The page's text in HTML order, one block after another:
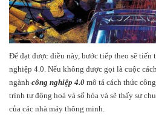
Để đạt được điều này, bước tiếp theo sẽ tiến
nghiệp 4.0. Nếu không được gọi là cuộc
ngành công nghiệp 4.0 mô tả cách thức
trình tự động hoá và số hóa và sẽ thấy sự
của các nhà máy thông minh.